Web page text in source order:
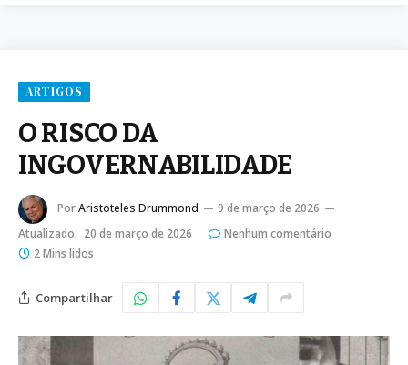
ARTIGOS
O RISCO DA
INGOVERNABILIDADE
PorAristoteles Drummond
9 de março de 2026
Atualizado: 20 de março de 2026
Nenhum comentário
2 Mins lidos
Compartilhar